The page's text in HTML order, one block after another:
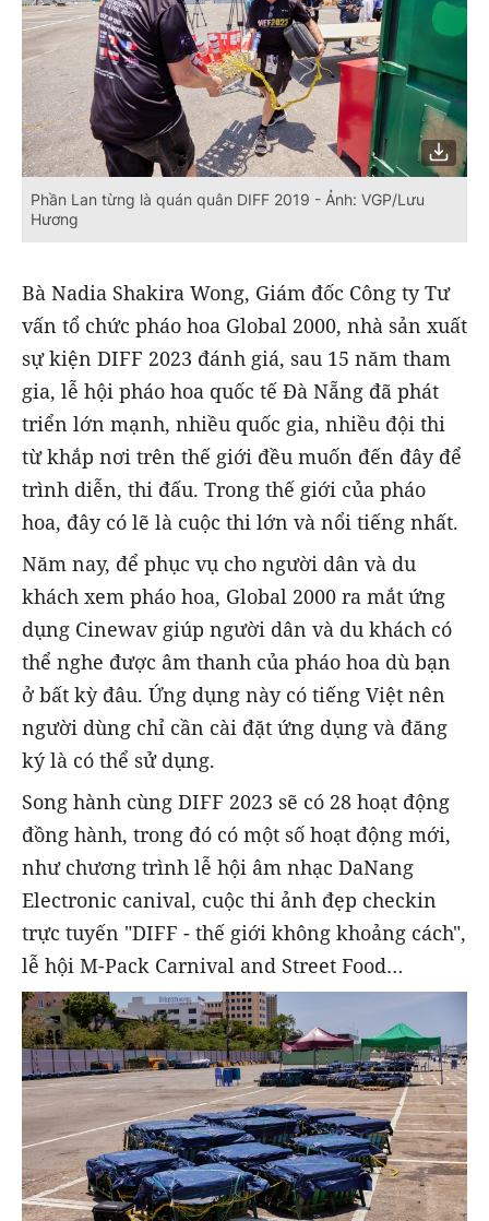
Phần Lan từng là quán quân DIFF 2019 - Ảnh: VGP/Lưu
Hương
Bà Nadia Shakira Wong, Giám đốc Công ty Tư
vấn tổ chức pháo hoa Global 2000, nhà sản xuất
sự kiện DIFF 2023 đánh giá, sau 15 năm tham
gia, lễ hội pháo hoa quốc tế Đà Nẵng đã phát
triển lớn mạnh, nhiều quốc gia, nhiều đội thi
từ khắp nơi trên thế giới đều muốn đến đây để
trình diễn, thi đấu. Trong thế giới của pháo
hoa, đây có lẽ là cuộc thi lớn và nổi tiếng nhất.
Năm nay, để phục vụ cho người dân và du
khách xem pháo hoa, Global 2000 ra mắt ứng
dụng Cinewav giúp người dân và du khách có
thể nghe được âm thanh của pháo hoa dù bạn
ở bất kỳ đâu. Ứng dụng này có tiếng Việt nên
người dùng chỉ cần cài đặt ứng dụng và đăng
ký là có thể sử dụng.
Song hành cùng DIFF 2023 sẽ có 28 hoạt động
đồng hành, trong đó có một số hoạt động mới,
như chương trình lễ hội âm nhạc DaNang
Electronic canival, cuộc thi ảnh đẹp checkin
trực tuyến "DIFF - thế giới không khoảng cách",
lễ hội M-Pack Carnival and Street Food…